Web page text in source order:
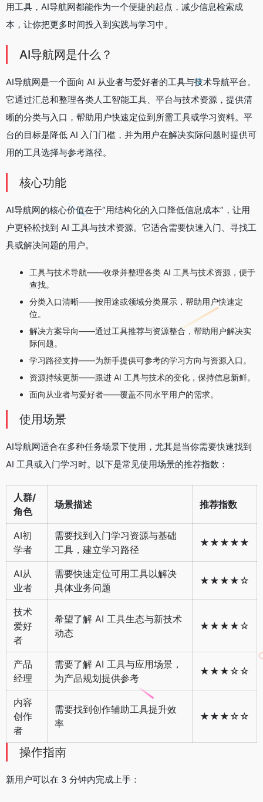
用工具，AI导航网都能作为一个便捷的起点，减少信息检索成
本，让你把更多时间投入到实践与学习中。
AI导航网是什么？
AI导航网是一个面向 AI 从业者与爱好者的工具与技术导航平台。
它通过汇总和整理各类人工智能工具、平台与技术资源，提供清
晰的分类与入口，帮助用户快速定位到所需工具或学习资料。平
台的目标是降低 AI 入门门槛，并为用户在解决实际问题时提供可
用的工具选择与参考路径。
核心功能
AI导航网的核心价值在于“用结构化的入口降低信息成本”，让用
户更轻松找到 AI 工具与技术资源。它适合需要快速入门、寻找工
具或解决问题的用户。
工具与技术导航——收录并整理各类 AI 工具与技术资源，便于
查找。
分类入口清晰——按用途或领域分类展示，帮助用户快速定
位。
解决方案导向——通过工具推荐与资源整合，帮助用户解决实
际问题。
学习路径支持——为新手提供可参考的学习方向与资源入口。
资源持续更新——跟进 AI 工具与技术的变化，保持信息新鲜。
面向从业者与爱好者——覆盖不同水平用户的需求。
使用场景
AI导航网适合在多种任务场景下使用，尤其是当你需要快速找到
AI 工具或入门学习时。以下是常见使用场景的推荐指数：
人群/
角色
场景描述 推荐指数
AI初
学者
需要找到入门学习资源与基础
工具，建立学习路径
★★★★★
AI从
业者
需要快速定位可用工具以解决
具体业务问题
★★★★☆
技术
爱好
者
希望了解 AI 工具生态与新技术
动态
★★★★☆
产品
经理
需要了解 AI 工具与应用场景，
为产品规划提供参考
★★★☆☆
内容
创作
者
需要找到创作辅助工具提升效
率
★★★☆☆
操作指南
新用户可以在 3 分钟内完成上手：